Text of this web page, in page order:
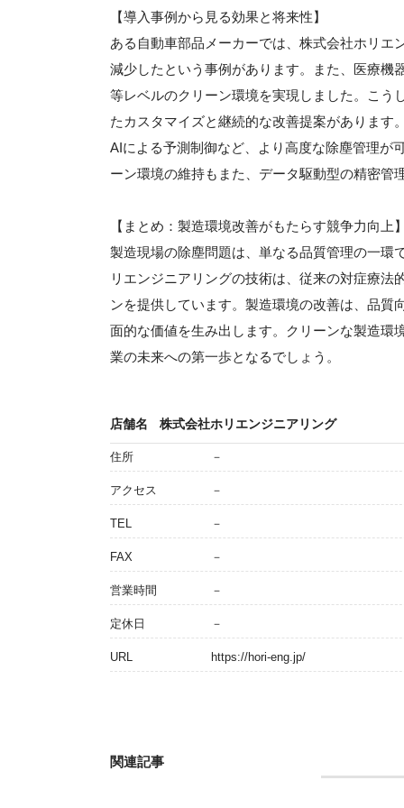
【導入事例から見る効果と将来性】
ある自動車部品メーカーでは、株式会社ホリエ
減少したという事例があります。また、医療機
等レベルのクリーン環境を実現しました。こう
たカスタマイズと継続的な改善提案があります
AIによる予測制御など、より高度な除塵管理が
ーン環境の維持もまた、データ駆動型の精密管
【まとめ：製造環境改善がもたらす競争力向上
製造現場の除塵問題は、単なる品質管理の一環
リエンジニアリングの技術は、従来の対症療
ンを提供しています。製造環境の改善は、品
面的な価値を生み出します。クリーンな製造環
業の未来への第一歩となるでしょう。
店舗名 株式会社ホリエンジニアリング
住所 －
アクセス －
TEL －
FAX －
営業時間 －
定休日 －
URL https://hori-eng.jp/
関連記事